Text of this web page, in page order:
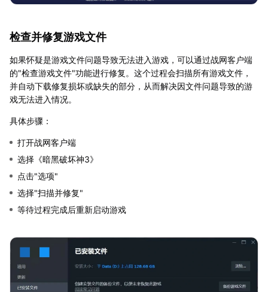
检查并修复游戏文件
如果怀疑是游戏文件问题导致无法进入游戏，可以通过战网客户端
的"检查游戏文件"功能进行修复。这个过程会扫描所有游戏文件，
并自动下载修复损坏或缺失的部分，从而解决因文件问题导致的游
戏无法进入情况。
具体步骤：
打开战网客户端
选择《暗黑破坏神3》
点击"选项"
选择"扫描并修复"
等待过程完成后重新启动游戏